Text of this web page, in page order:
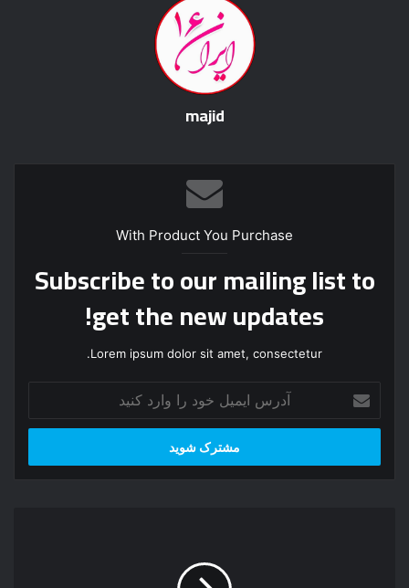
majid
With Product You Purchase
Subscribe to our mailing list to
get the new updates!
Lorem ipsum dolor sit amet, consectetur.
ر
ا